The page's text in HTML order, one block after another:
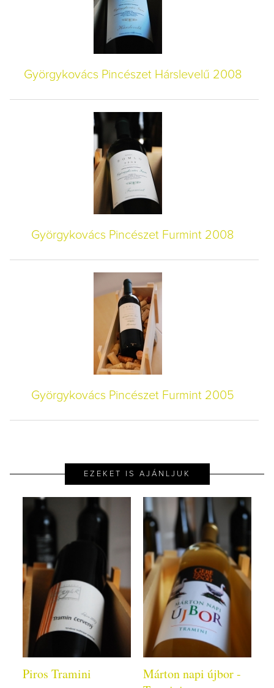
Györgykovács Pincészet Hárslevelű 2008
Györgykovács Pincészet Furmint 2008
Györgykovács Pincészet Furmint 2005
EZEKET IS AJÁNLJUK
Piros Tramini
Márton napi újbor -